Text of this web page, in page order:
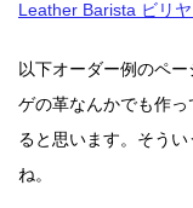
Leather Barista ビリ
以下オーダー例のペ
ゲの革なんかでも作
ると思います。そう
ね。